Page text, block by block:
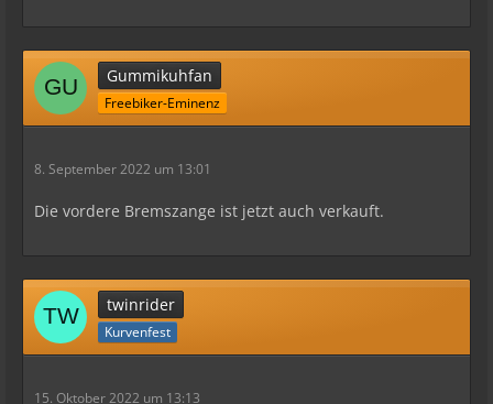
Gummikuhfan
Freebiker-Eminenz
8. September 2022 um 13:01
Die vordere Bremszange ist jetzt auch verkauft.
twinrider
Kurvenfest
15. Oktober 2022 um 13:13